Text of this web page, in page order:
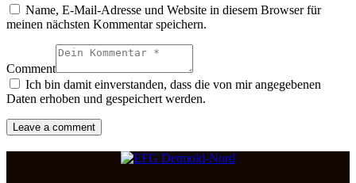
Name, E-Mail-Adresse und Website in diesem Browser für
meinen nächsten Kommentar speichern.
Comment
Ich bin damit einverstanden, dass die von mir angegebenen
Daten erhoben und gespeichert werden.